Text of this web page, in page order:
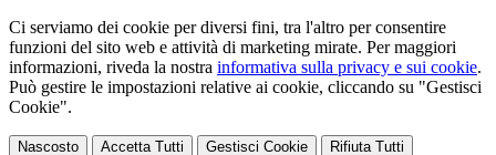
Ci serviamo dei cookie per diversi fini, tra l'altro per consentire
funzioni del sito web e attività di marketing mirate. Per maggiori
informazioni, riveda la nostra informativa sulla privacy e sui cookie.
Può gestire le impostazioni relative ai cookie, cliccando su "Gestisci
Cookie".
Nascosto Accetta Tutti Gestisci Cookie Rifiuta Tutti